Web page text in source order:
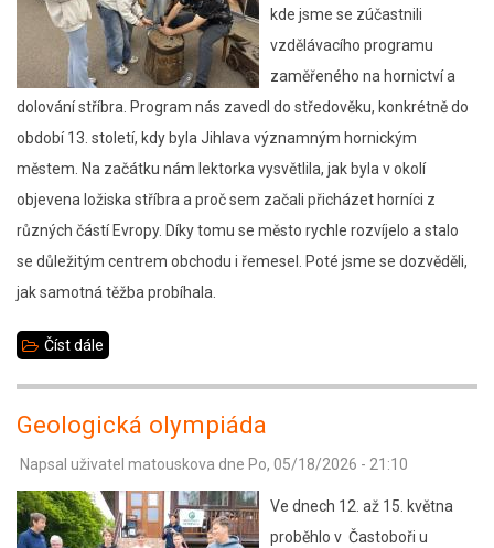
kde jsme se zúčastnili
vzdělávacího programu
zaměřeného na hornictví a
dolování stříbra. Program nás zavedl do středověku, konkrétně do
období 13. století, kdy byla Jihlava významným hornickým
městem. Na začátku nám lektorka vysvětlila, jak byla v okolí
objevena ložiska stříbra a proč sem začali přicházet horníci z
různých částí Evropy. Díky tomu se město rychle rozvíjelo a stalo
se důležitým centrem obchodu i řemesel. Poté jsme se dozvěděli,
jak samotná těžba probíhala.
Číst dále
-
Kam
horník
nemůže,
Geologická olympiáda
Napsal uživatel matouskova dne Po, 05/18/2026 - 21:10
Ve dnech 12. až 15. května
proběhlo v Častoboři u